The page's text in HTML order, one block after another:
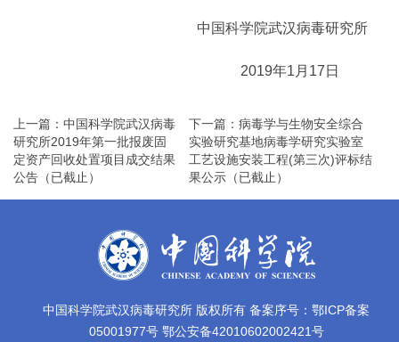
中国科学院武汉病毒研究所
2019年1月17日
上一篇：中国科学院武汉病毒
研究所2019年第一批报废固
定资产回收处置项目成交结果
公告（已截止）
下一篇：病毒学与生物安全综合
实验研究基地病毒学研究实验室
工艺设施安装工程(第三次)评标结
果公示（已截止）
中国科学院武汉病毒研究所 版权所有 备案序号：鄂ICP备案
05001977号 鄂公安备42010602002421号